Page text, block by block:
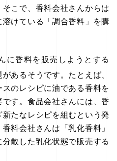
こで、香料会社さんからは
けている「調合香料」を購
に香料を販売しようとする
あるそうです。たとえば、
のレシピに油である香料を
す。食品会社さんには、香
たなレシピを組むという発
料会社さんは「乳化香料」
散した乳化状態で販売する